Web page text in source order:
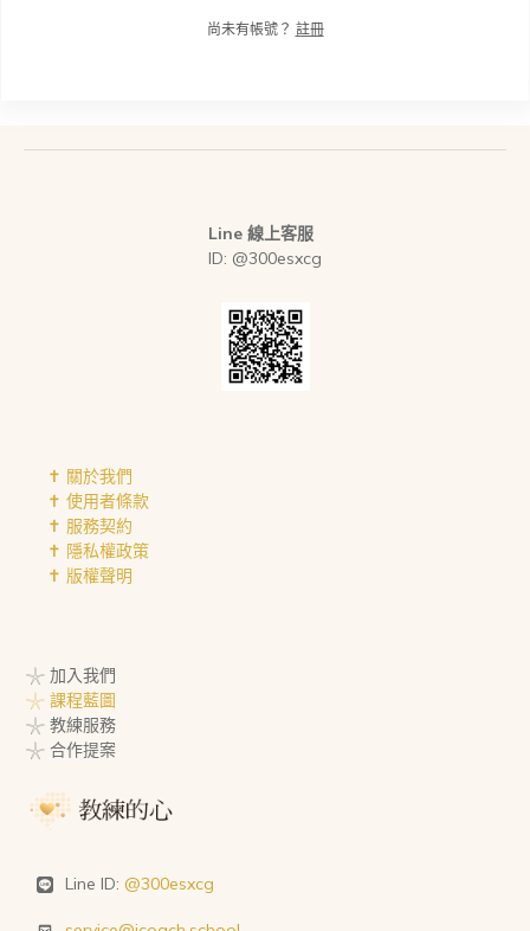
尚未有帳號？ 註冊
Line 線上客服
ID: @300esxcg
✝︎ 關於我們
✝︎ 使用者條款
✝︎ 服務契約
✝︎ 隱私權政策
✝︎ 版權聲明
𓇼 加入我們
𓇼 課程藍圖
𓇼 教練服務
𓇼 合作提案
Line ID: @300esxcg